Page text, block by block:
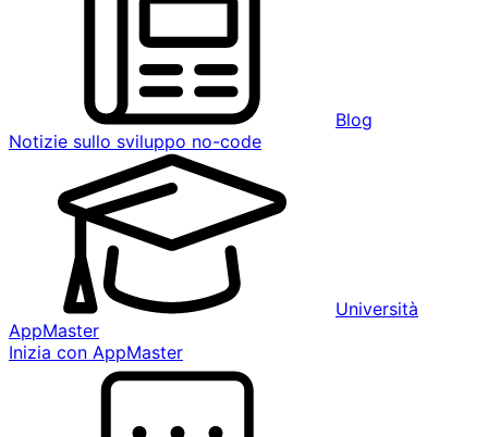
Blog
Notizie sullo sviluppo no-code
Università
AppMaster
Inizia con AppMaster